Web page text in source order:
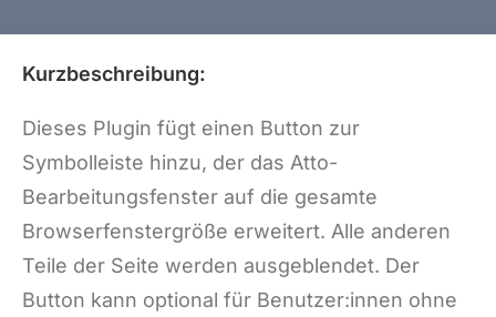
Kurzbeschreibung:
Dieses Plugin fügt einen Button zur
Symbolleiste hinzu, der das Atto-
Bearbeitungsfenster auf die gesamte
Browserfenstergröße erweitert. Alle anderen
Teile der Seite werden ausgeblendet. Der
Button kann optional für Benutzer:innen ohne